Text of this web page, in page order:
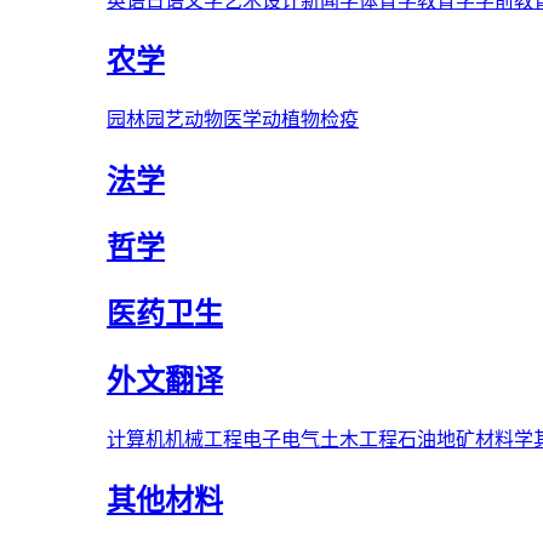
农学
园林园艺动物医学动植物检疫
法学
哲学
医药卫生
外文翻译
计算机机械工程电子电气土木工程石油地矿材料学
其他材料